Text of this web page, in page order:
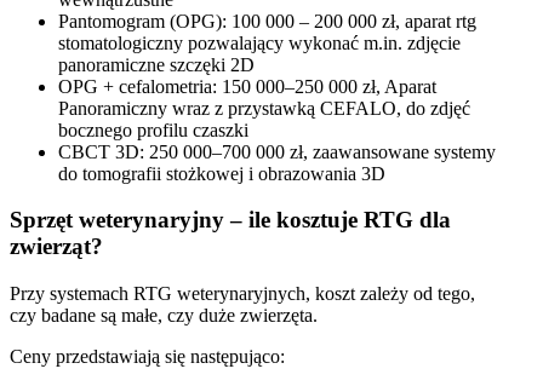
Pantomogram (OPG): 100 000 – 200 000 zł, aparat rtg
stomatologiczny pozwalający wykonać m.in. zdjęcie
panoramiczne szczęki 2D
OPG + cefalometria: 150 000–250 000 zł, Aparat
Panoramiczny wraz z przystawką CEFALO, do zdjęć
bocznego profilu czaszki
CBCT 3D: 250 000–700 000 zł, zaawansowane systemy
do tomografii stożkowej i obrazowania 3D
Sprzęt weterynaryjny – ile kosztuje RTG dla
zwierząt?
Przy systemach RTG weterynaryjnych, koszt zależy od tego,
czy badane są małe, czy duże zwierzęta.
Ceny przedstawiają się następująco: